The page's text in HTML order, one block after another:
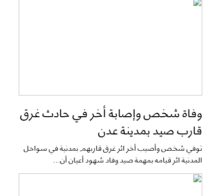
وفاة شخص وإصابة أخر في حادث غرق
قارب صيد بمدينة عدن
توفي شخص وأصيب أخر اثر غرق قاربهم بمدنية في سواحل
المدنية اثر قيامه بمهمة صيد وفاد شهود أعيان أن...